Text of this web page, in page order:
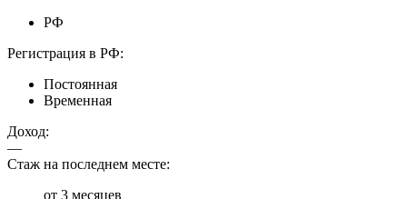
РФ
Регистрация в РФ:
Постоянная
Временная
Доход:
—
Стаж на последнем месте:
от 3 месяцев